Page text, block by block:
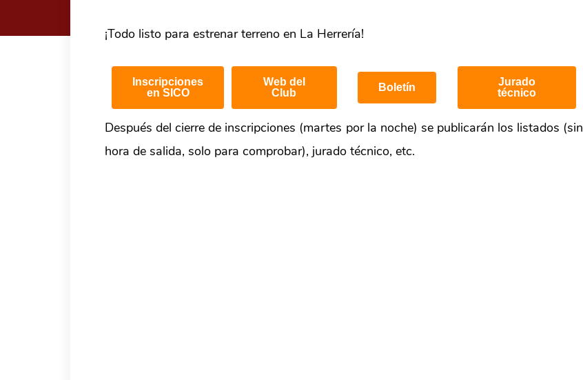
¡Todo listo para estrenar terreno en La Herrería!
Inscripciones
en SICO
Web del
Club
Boletín
Jurado
técnico
Después del cierre de inscripciones (martes por la noche) se publicarán los listados (sin
hora de salida, solo para comprobar), jurado técnico, etc.